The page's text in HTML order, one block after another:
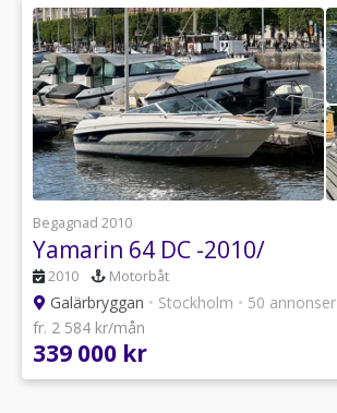
Begagnad 2010
Yamarin 64 DC -2010/
2010 Motorbåt
Galärbryggan • Stockholm • 50 annonser
fr. 2 584 kr/mån
339 000 kr